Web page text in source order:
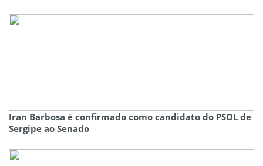
Iran Barbosa é confirmado como candidato do PSOL de
Sergipe ao Senado